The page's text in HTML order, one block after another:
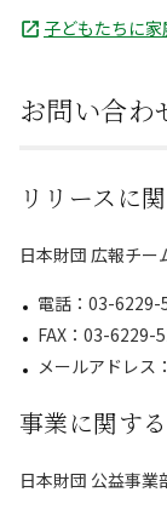
子どもたちに
お問い合わ
リリースに
日本財団 広報チー
電話：03-6229-
FAX：03-6229-
メールアドレ
事業に関す
日本財団 公益事業